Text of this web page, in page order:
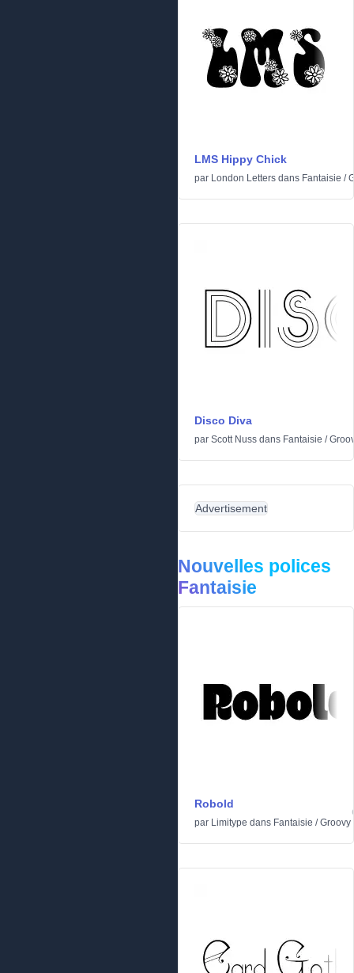
LMS Hippy Chick
par London Letters dans Fantaisie /
Disco Diva
par Scott Nuss dans Fantaisie /
Advertisement
Nouvelles polices
Fantaisie
Robold
par Limitype dans Fantaisie /Groovy